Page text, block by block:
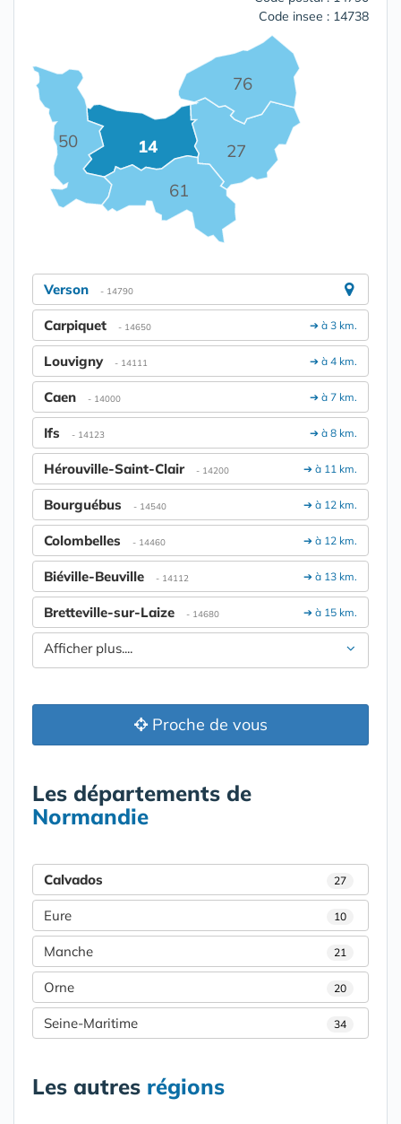
Code insee : 14738
14 27
50
61
76
Verson - 14790
➔ à 3 km.
Carpiquet - 14650
➔ à 4 km.
Louvigny - 14111
➔ à 7 km.
Caen - 14000
➔ à 8 km.
Ifs - 14123
➔ à 11 km.
Hérouville-Saint-Clair - 14200
➔ à 12 km.
Bourguébus - 14540
➔ à 12 km.
Colombelles - 14460
➔ à 13 km.
Biéville-Beuville - 14112
➔ à 15 km.
Bretteville-sur-Laize - 14680
Afficher plus....
Proche de vous
Les départements de
Normandie
Calvados 27
Eure 10
Manche 21
Orne 20
Seine-Maritime 34
Les autres régions